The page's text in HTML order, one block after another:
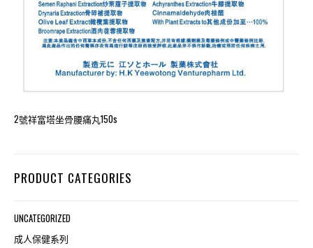
2號祥富塔坐骨腰痛丸150s
PRODUCT CATEGORIES
UNCATEGORIZED
成人保健系列